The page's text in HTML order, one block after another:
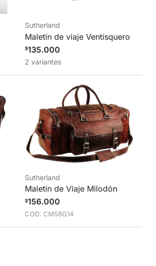
Sutherland
Maletín de viaje Ventisquero
$135.000
2 variantes
Sutherland
Maletín de Viaje Milodón
$156.000
COD: CM58G14